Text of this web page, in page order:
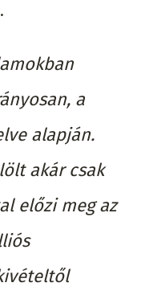
a
alapján.
akár csak
előzi meg az